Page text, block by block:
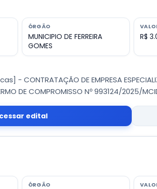
ÓRGÃO
MUNICIPIO DE FERREIRA
GOMES
R$
CONTRATAÇÃO DE EMPRESA
DE COMPROMISSO Nº 993124/2025/
edital
ÓRGÃO